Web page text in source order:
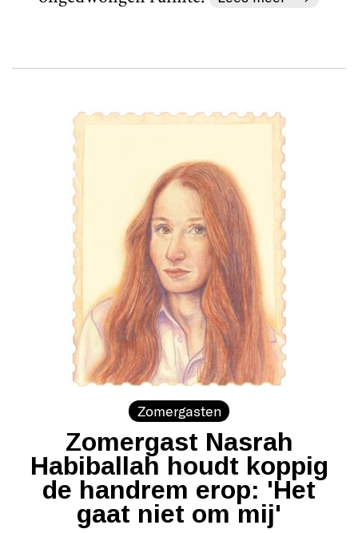
Zomergasten
Zomergast Nasrah
Habiballah houdt koppig
de handrem erop: 'Het
gaat niet om mij'